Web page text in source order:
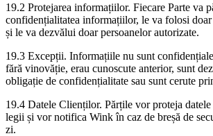
19.2 Protejarea informațiilor. Fiecare Parte va
confidențialitatea informațiilor, le va folosi
și le va dezvălui doar persoanelor autorizate.
19.3 Excepții. Informațiile nu sunt
fără vinovăție, erau cunoscute anterior, sunt
obligație de confidențialitate sau sunt cerute
19.4 Datele Clienților. Părțile vor proteja
legii și vor notifica Wink în caz de breșă de
zi.